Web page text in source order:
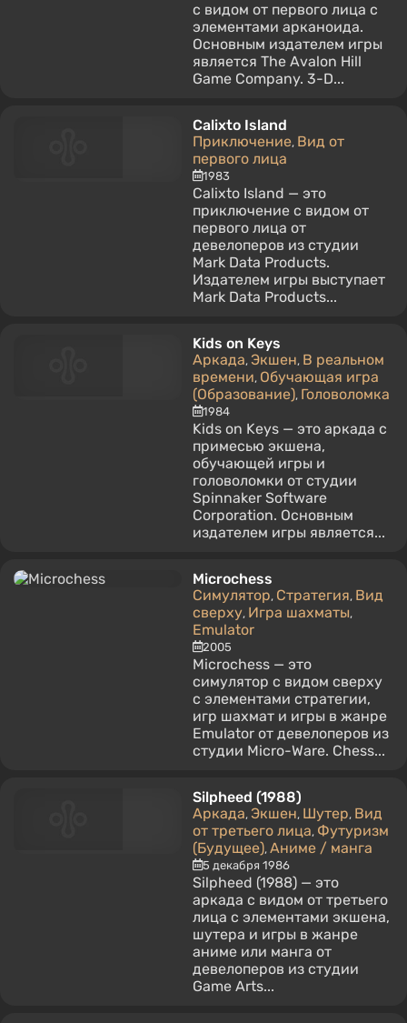
с видом от первого лица с
элементами арканоида.
Основным издателем игры
является The Avalon Hill
Game Company. 3-D...
Calixto Island
Приключение, Вид от
первого лица
1983
Calixto Island — это
приключение с видом от
первого лица от
девелоперов из студии
Mark Data Products.
Издателем игры выступает
Mark Data Products...
Kids on Keys
Аркада, Экшен, В реальном
времени, Обучающая игра
(Образование), Головоломка
1984
Kids on Keys — это аркада с
примесью экшена,
обучающей игры и
головоломки от студии
Spinnaker Software
Corporation. Основным
издателем игры является...
Microchess
Симулятор, Стратегия, Вид
сверху, Игра шахматы,
Emulator
2005
Microchess — это
симулятор с видом сверху
с элементами стратегии,
игр шахмат и игры в жанре
Emulator от девелоперов из
студии Micro-Ware. Chess...
Silpheed (1988)
Аркада, Экшен, Шутер, Вид
от третьего лица, Футуризм
(Будущее), Аниме / манга
5 декабря 1986
Silpheed (1988) — это
аркада с видом от третьего
лица с элементами экшена,
шутера и игры в жанре
аниме или манга от
девелоперов из студии
Game Arts...